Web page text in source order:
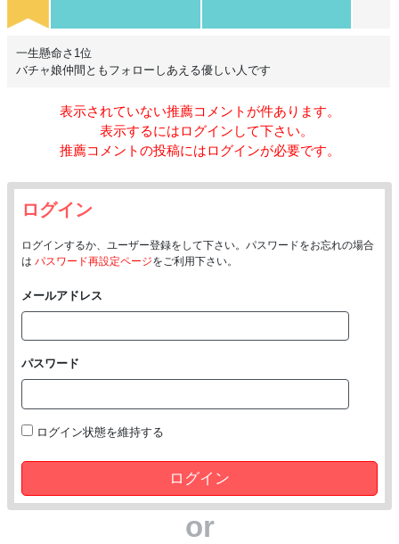
一生懸命さ1位
バチャ娘仲間ともフォローしあえる優しい人です
表示されていない推薦コメントが件あります。
表示するにはログインして下さい。
推薦コメントの投稿にはログインが必要です。
ログイン
ログインするか、ユーザー登録をして下さい。パスワードをお忘れの場合
は パスワード再設定ページをご利用下さい。
メールアドレス
パスワード
ログイン状態を維持する
ログイン
or